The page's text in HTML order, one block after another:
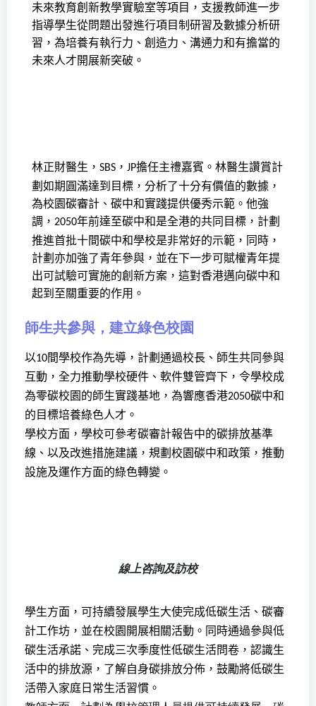
未來教育創新教學實驗室等項目， 支援教師進一步
指導學生從問題出發進行項目制研習及數據分析研
習，為培養有執行力、創造力、溝通力和有擔當的
未來人才開展新突破。
林正財醫生， SBS ， JP擔任主禮嘉賓。林醫生讚賞計
劃如期圓滿達到目標，分析了十分有價值的數據，
為校園碳審計、碳中和實踐提供優秀示範。他強
調， 2050年前達至碳中和是全港的共同目標，計劃
推進首批十間碳中和學校是非常好的示範，同時，
計劃亦加強了青年參與，並在下一步可賦權青年提
出可試驗可實施的創新方案，這對香港邁向碳中和
起到至關重要的作用。
師生共參與，建立綠色校園
以10間學校作為先導，計劃通過校長、師生共同參與
互動，全力推動學校硬件、軟件雙管齊下，令學校成
為零碳校園的師生實踐基地，為響應香港2050碳中和
的目標培養綠色人才。
學校方面，學校可參考碳審計報告中的碳排放基準
線、以及改進措施建議，規劃校園碳中和政策，推動
設施及運作方面的綠色轉變。
線上咨詢及訪校
學生方面，可持續發展學生大使完成低碳生活、碳審
計工作坊，並在校園開展相關活動。同時通過參與低
碳生活承諾、完成三次季度性低碳生活問卷，認識生
活中的排放源，了解自身碳排放分佈，鼓勵將低碳生
活帶入家庭日常生活習慣。